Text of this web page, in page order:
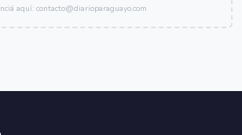
aquí: contacto@diarioparaguayo.com